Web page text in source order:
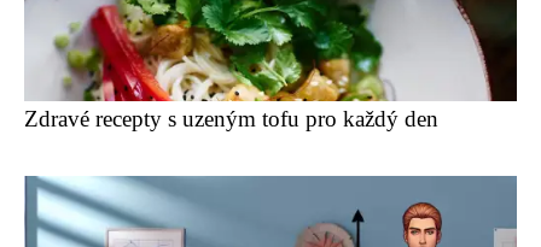
Zdravé recepty s uzeným tofu pro každý den